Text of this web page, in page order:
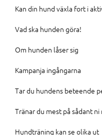
Kan din hund växla fort i
Vad ska hunden göra!
Om hunden låser sig
Kampanja ingångarna
Tar du hundens beteende
Tränar du mest på sådant ni
Hundträning kan se olika ut